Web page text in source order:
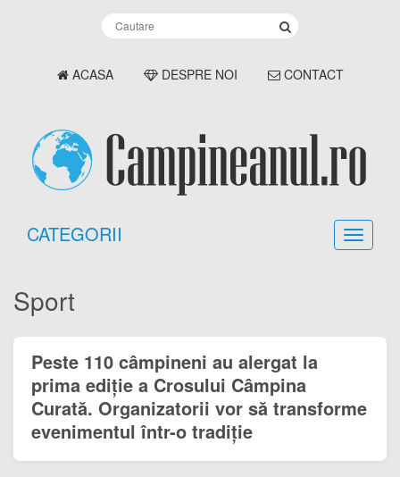
ACASA DESPRE NOI CONTACT
CATEGORII
Sport
Peste 110 câmpineni au alergat la
prima ediție a Crosului Câmpina
Curată. Organizatorii vor să transforme
evenimentul într-o tradiție